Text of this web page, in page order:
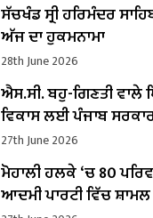
ਸੱਚਖੰਡ ਸ੍ਰੀ ਹਰਿਮੰਦਰ
ਅੱਜ ਦਾ ਹੁਕਮਨਾਮਾ
28th June 2026
ਐਸ.ਸੀ. ਬਹੁ-ਗਿਣਤੀ ਵਾਲੇ
ਵਿਕਾਸ ਲਈ ਪੰਜਾਬ
ਰੁਪਏ ਜਾਰੀ : ਡਾ. ਬਲਜੀਤ ਕੌਰ
27th June 2026
ਮੋਹਾਲੀ ਹਲਕੇ ‘ਚ 80
ਆਦਮੀ ਪਾਰਟੀ ਵਿੱਚ ਸ਼ਾਮਲ